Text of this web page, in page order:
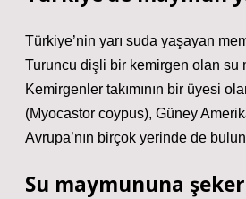
Türkiye’nin yarı suda yaşayan
Turuncu dişli bir kemirgen olan su
Kemirgenler takımının bir üyesi
(Myocastor coypus), Güney
Avrupa’nın birçok yerinde de
Su maymununa